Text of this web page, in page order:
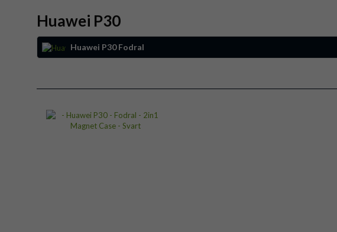
Huawei P30
Huawei P30 Fodral